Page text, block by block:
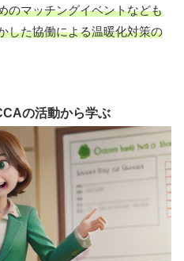
のマッチングイベントなども
した協働による温暖化対策の
の活動から学ぶ